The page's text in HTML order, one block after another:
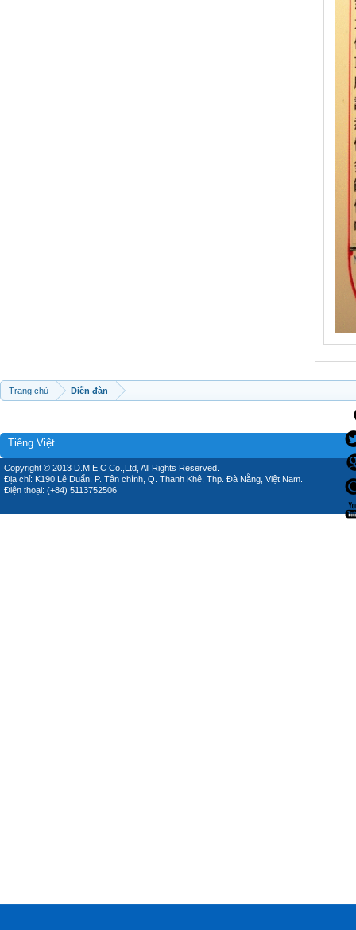
Trang chủ Diễn đàn
Tiếng Việt
Copyright © 2013 D.M.E.C Co.,Ltd, All Rights Reserved.
Địa chỉ: K190 Lê Duẩn, P. Tân chính, Q. Thanh Khê, Thp. Đà Nẵng, Việt Nam.
Điện thoại: (+84) 5113752506